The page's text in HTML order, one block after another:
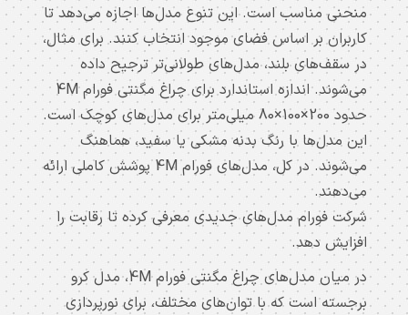
منحنی مناسب است. این تنوع مدل‌ها اجازه می‌دهد تا
کاربران بر اساس فضای موجود انتخاب کنند. برای مثال،
در سقف‌های بلند، مدل‌های طولانی‌تر ترجیح داده
می‌شوند. اندازه استاندارد برای چراغ مگنتی فورام 4M
حدود 200×100×80 میلی‌متر برای مدل‌های کوچک است.
این مدل‌ها با رنگ بدنه مشکی یا سفید، هماهنگ
می‌شوند. در کل، مدل‌های فورام 4M پوشش کاملی ارائه
می‌دهند.
شرکت فورام مدل‌های جدیدی معرفی کرده تا رقابت را
افزایش دهد.
در میان مدل‌های چراغ مگنتی فورام 4M، مدل کرو
برجسته است که با توان‌های مختلف، برای نورپردازی
مگنتی
ریل
مگنتی
توکار
چراغ
ریلی
مگنتی
چراغ
مگنتی
ریلی
لاله
زار
با
شماره